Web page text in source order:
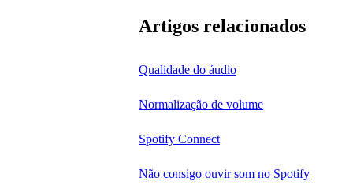
Artigos relacionados
Qualidade do áudio
Normalização de volume
Spotify Connect
Não consigo ouvir som no Spotify